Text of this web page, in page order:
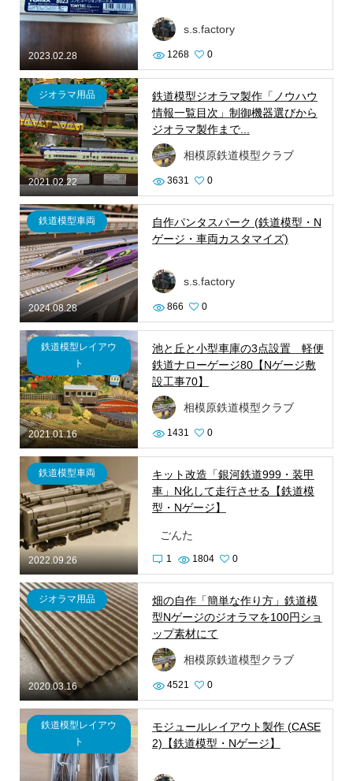
2023.02.28
s.s.factory
1268 0
2021.02.22
ジオラマ用品
鉄道模型ジオラマ製作「ノウハウ
情報一覧目次」制御機器選びから
ジオラマ製作まで...
相模原鉄道模型クラブ
3631 0
2024.08.28
鉄道模型車両
自作パンタスパーク (鉄道模型・N
ゲージ・車両カスタマイズ)
s.s.factory
866 0
2021.01.16
鉄道模型レイアウ
ト
池と丘と小型車庫の3点設置 軽便
鉄道ナローゲージ80【Nゲージ敷
設工事70】
相模原鉄道模型クラブ
1431 0
2022.09.26
鉄道模型車両
キット改造「銀河鉄道999・装甲
車」N化して走行させる【鉄道模
型・Nゲージ】
ごんた
1 1804 0
2020.03.16
ジオラマ用品
畑の自作「簡単な作り方」鉄道模
型Nゲージのジオラマを100円ショ
ップ素材にて
相模原鉄道模型クラブ
4521 0
鉄道模型レイアウ
ト
モジュールレイアウト製作 (CASE
2)【鉄道模型・Nゲージ】